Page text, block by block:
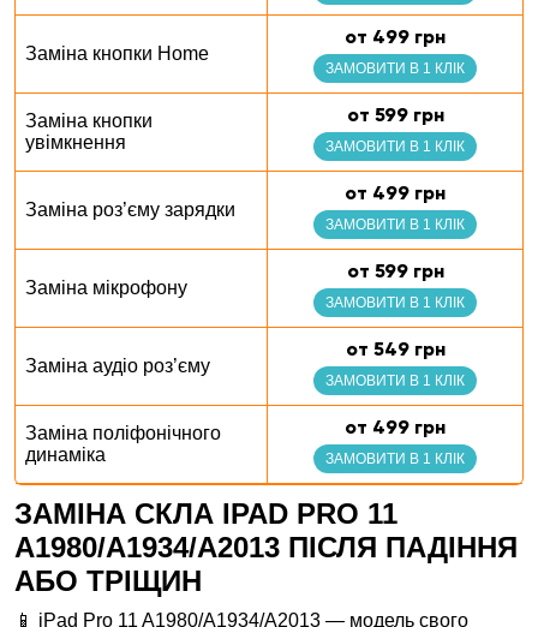
Заміна кнопки Home
от 499 грн
ЗАМОВИТИ В 1 КЛІК
Заміна кнопки
увімкнення
от 599 грн
ЗАМОВИТИ В 1 КЛІК
Заміна роз’єму зарядки
от 499 грн
ЗАМОВИТИ В 1 КЛІК
Заміна мікрофону
от 599 грн
ЗАМОВИТИ В 1 КЛІК
Заміна аудіо роз’єму
от 549 грн
ЗАМОВИТИ В 1 КЛІК
Заміна поліфонічного
динаміка
от 499 грн
ЗАМОВИТИ В 1 КЛІК
ЗАМІНА СКЛА IPAD PRO 11
A1980/A1934/A2013 ПІСЛЯ ПАДІННЯ
АБО ТРІЩИН
📱 iPad Pro 11 A1980/A1934/A2013 — модель свого